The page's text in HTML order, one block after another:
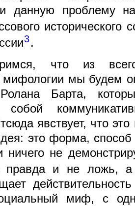
данную проблему
исторического
3.
что из
мифологии мы будем
Барта,
собой
явствует, что
это форма,
ничего не
правда и не ложь, а
миф, с